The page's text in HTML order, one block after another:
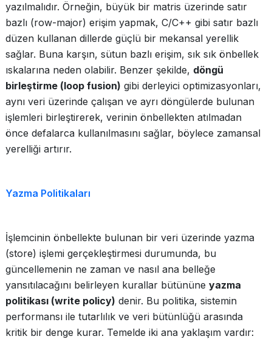
yazılmalıdır. Örneğin, büyük bir matris üzerinde satır
bazlı (row-major) erişim yapmak, C/C++ gibi satır bazlı
düzen kullanan dillerde güçlü bir mekansal yerellik
sağlar. Buna karşın, sütun bazlı erişim, sık sık önbellek
ıskalarına neden olabilir. Benzer şekilde, döngü
birleştirme (loop fusion) gibi derleyici optimizasyonları,
aynı veri üzerinde çalışan ve ayrı döngülerde bulunan
işlemleri birleştirerek, verinin önbellekten atılmadan
önce defalarca kullanılmasını sağlar, böylece zamansal
yerelliği artırır.
Yazma Politikaları
İşlemcinin önbellekte bulunan bir veri üzerinde yazma
(store) işlemi gerçekleştirmesi durumunda, bu
güncellemenin ne zaman ve nasıl ana belleğe
yansıtılacağını belirleyen kurallar bütününe yazma
politikası (write policy) denir. Bu politika, sistemin
performansı ile tutarlılık ve veri bütünlüğü arasında
kritik bir denge kurar. Temelde iki ana yaklaşım vardır: